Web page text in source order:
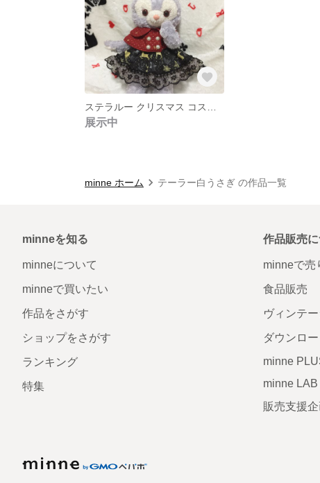
展示中
minne ホーム テーラー白うさぎ の作品一覧
minneを知る
minneについて
minneで買いたい
作品をさがす
ショップをさがす
ランキング
特集
作品販売
minneで売
食品販売
ヴィンテ
ダウンロ
minne
minne LAB
販売支援